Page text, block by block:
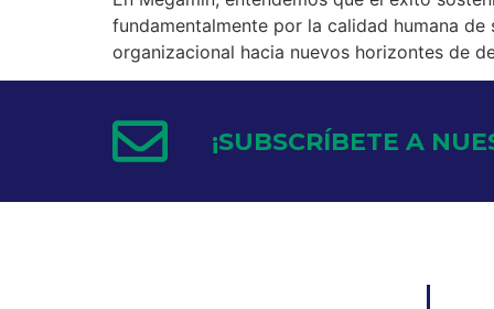
fundamentalmente por la calidad humana
organizacional hacia nuevos horizontes de
¡SUBSCRÍBETE A